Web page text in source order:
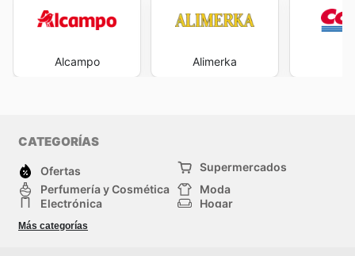
Alcampo Alimerka
CATEGORÍAS
Ofertas
Supermercados
Perfumería y Cosmética
Moda
Electrónica
Hogar
Deporte
Juguetes y bebés
Más categorías